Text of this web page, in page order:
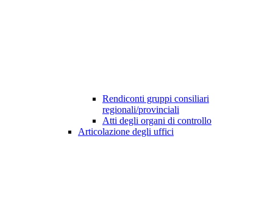
Rendiconti gruppi consiliari
regionali/provinciali
Atti degli organi di controllo
Articolazione degli uffici